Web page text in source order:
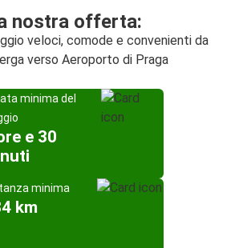
nostra offerta:
veloci, comode e convenienti da
verso Aeroporto di Praga
minima del
e 30
minima
km